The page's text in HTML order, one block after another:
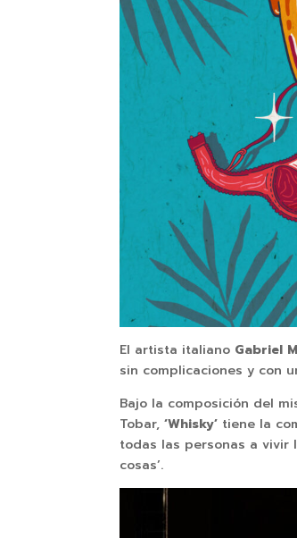
El artista italiano Gabriel
sin complicaciones y con
Bajo la composición del
Tobar,‘Whisky’ tiene la
todas las personas a vivir
cosas’.